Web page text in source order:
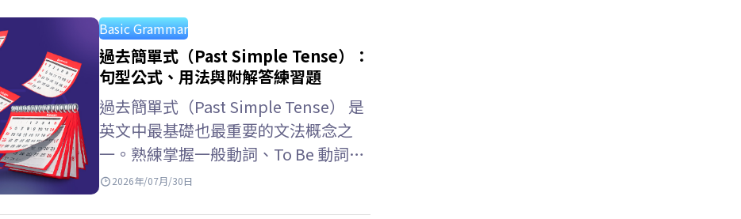
表達動作的持續性！ 現在完成進行式
是什麼？…
Basic Grammar
過去簡單式（Past Simple Tense）：
句型公式、用法與附解答練習題
過去簡單式（Past Simple Tense） 是
英文中最基礎也最重要的文法概念之
一。熟練掌握一般動詞、To Be 動詞的
變化規則以及辨識信號詞，將有助於你
2026年/07月/30日